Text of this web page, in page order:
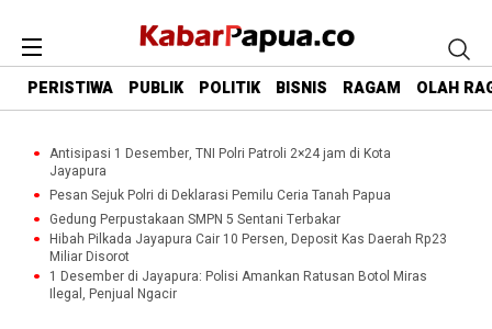
PERISTIWA PUBLIK POLITIK BISNIS RAGAM OLAH
Antisipasi 1 Desember, TNI Polri Patroli 2×24 jam di Kota
Jayapura
Pesan Sejuk Polri di Deklarasi Pemilu Ceria Tanah Papua
Gedung Perpustakaan SMPN 5 Sentani Terbakar
Hibah Pilkada Jayapura Cair 10 Persen, Deposit Kas Daerah Rp23
Miliar Disorot
1 Desember di Jayapura: Polisi Amankan Ratusan Botol Miras
Ilegal, Penjual Ngacir